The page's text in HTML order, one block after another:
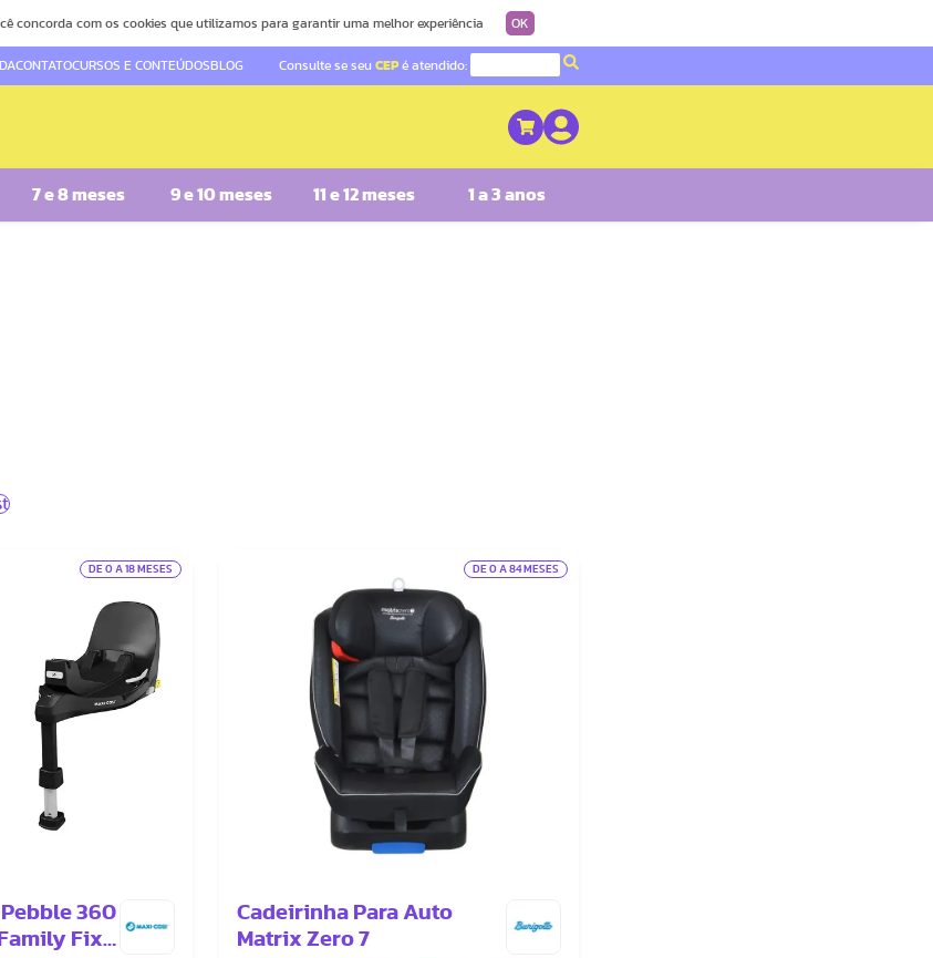
concorda com os cookies que utilizamos para garantir uma melhor experiência OK
CONTATOCURSOS E CONTEÚDOSBLOG Consulte se seu CEPé atendido:
7 e 8 meses 9 e 10 meses 11 e 12 meses 1 a 3 anos
DE 0 A 18 MESES
360
Fix
DE 0 A 84 MESES
Cadeirinha Para Auto
Matrix Zero 7